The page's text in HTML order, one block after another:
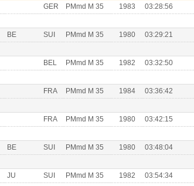
GER PMmd M 35 1983 03:28:56
BE SUI PMmd M 35 1980 03:29:21
BEL PMmd M 35 1982 03:32:50
FRA PMmd M 35 1984 03:36:42
FRA PMmd M 35 1980 03:42:15
BE SUI PMmd M 35 1980 03:48:04
JU SUI PMmd M 35 1982 03:54:34